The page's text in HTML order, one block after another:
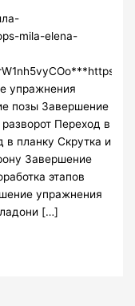
mila-elena-
упражнения
позы Завершение
Переход в
в планку Скрутка и
Завершение
этапов
упражнения
[…]